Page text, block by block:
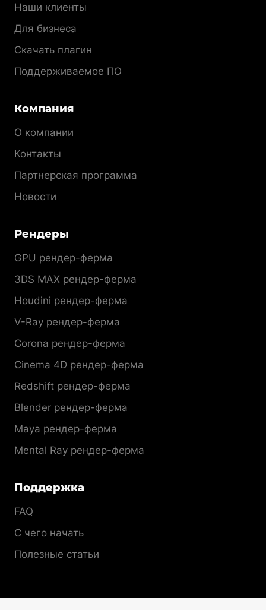
Наши клиенты
Для бизнеса
Скачать плагин
Поддерживаемое ПО
Компания
О компании
Контакты
Партнерская программа
Новости
Рендеры
GPU рендер-ферма
3DS MAX рендер-ферма
Houdini рендер-ферма
V-Ray рендер-ферма
Corona рендер-ферма
Cinema 4D рендер-ферма
Redshift рендер-ферма
Blender рендер-ферма
Maya рендер-ферма
Mental Ray рендер-ферма
Поддержка
FAQ
С чего начать
Полезные статьи